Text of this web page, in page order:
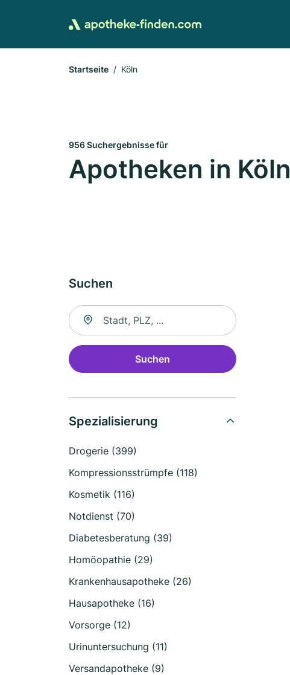
Startseite Köln
956 Suchergebnisse für
Apotheken in Köln
Suchen
Suche nach Ort
Suchen
Spezialisierung
Drogerie (399)
Kompressionsstrümpfe (118)
Kosmetik (116)
Notdienst (70)
Diabetesberatung (39)
Homöopathie (29)
Krankenhausapotheke (26)
Hausapotheke (16)
Vorsorge (12)
Urinuntersuchung (11)
Versandapotheke (9)